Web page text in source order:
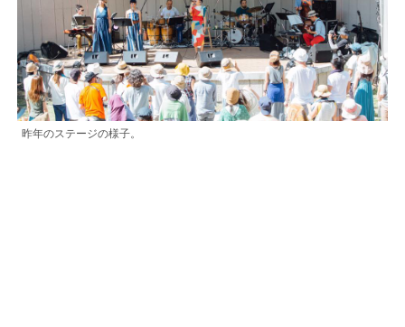
昨年のステージの様子。